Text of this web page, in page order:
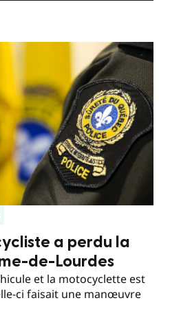
a perdu la
de-Lourdes
et la motocyclette est
ci faisait une manœuvre